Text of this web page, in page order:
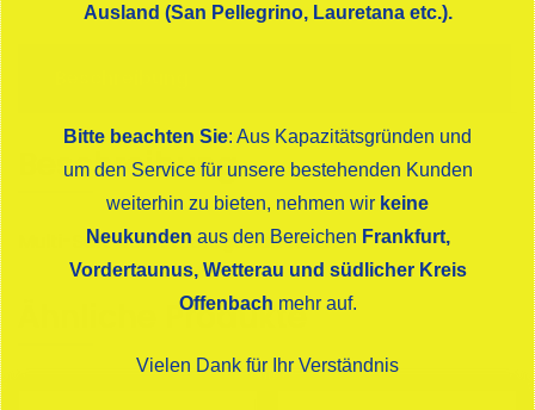
Beschreibung
Multi-Saft 46% Fruchtgehalt Nektar
Ähnliche Produkte
Ausland (San Pellegrino, Lauretana etc.).
Bitte beachten Sie: Aus Kapazitätsgründen und
um den Service für unsere bestehenden Kunden
weiterhin zu bieten, nehmen wir keine
Neukunden aus den Bereichen Frankfurt,
Vordertaunus, Wetterau und südlicher Kreis
Offenbach mehr auf.
Vielen Dank für Ihr Verständnis